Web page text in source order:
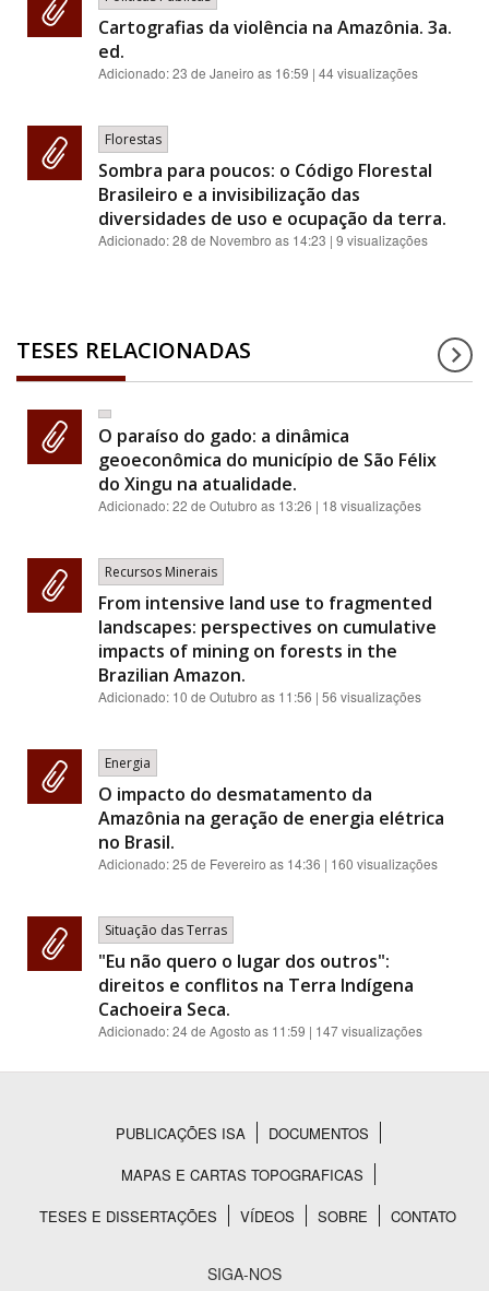
Cartografias da violência na Amazônia. 3a.
ed.
Adicionado:23 de Janeiro as 16:59 | 44 visualizações
Florestas
Sombra para poucos: o Código Florestal
Brasileiro e a invisibilização das
diversidades de uso e ocupação da terra.
Adicionado:28 de Novembro as 14:23 | 9 visualizações
TESES RELACIONADAS
O paraíso do gado: a dinâmica
geoeconômica do município de São Félix
do Xingu na atualidade.
Adicionado:22 de Outubro as 13:26 | 18 visualizações
Recursos Minerais
From intensive land use to fragmented
landscapes: perspectives on cumulative
impacts of mining on forests in the
Brazilian Amazon.
Adicionado: 10 de Outubro as 11:56 | 56 visualizações
Energia
O impacto do desmatamento da
Amazônia na geração de energia elétrica
no Brasil.
Adicionado:25 de Fevereiro as 14:36 | 160 visualizações
Situação das Terras
"Eu não quero o lugar dos outros":
direitos e conflitos na Terra Indígena
Cachoeira Seca.
Adicionado:24 de Agosto as 11:59 | 147 visualizações
Rodapé
PUBLICAÇÕES ISA
DOCUMENTOS
MAPAS E CARTAS TOPOGRAFICAS
TESES E DISSERTAÇÕES
VÍDEOS SOBRE CONTATO
SIGA-NOS